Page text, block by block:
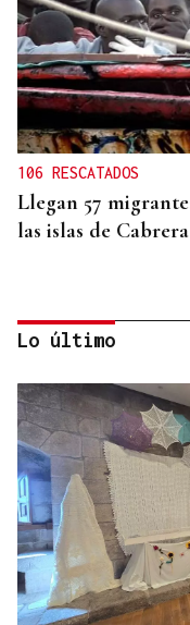
106 RESCATADOS
Llegan 57
las islas de
FALTA DE MEDIOS
Vivas pide
siguen en Ceuta y
Lo último